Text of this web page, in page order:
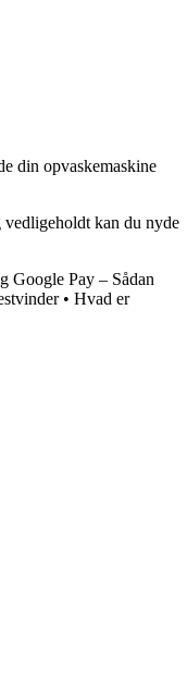
din opvaskemaskine
vedligeholdt kan du nyde
Google Pay – Sådan
• Hvad er